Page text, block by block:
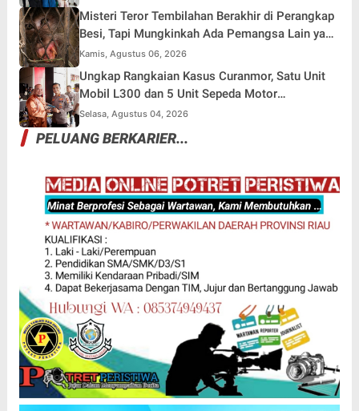
Misteri Teror Tembilahan Berakhir di Perangkap
Besi, Tapi Mungkinkah Ada Pemangsa Lain yang
Masih Mengintai ?
Kamis, Agustus 06, 2026
Ungkap Rangkaian Kasus Curanmor, Satu Unit
Mobil L300 dan 5 Unit Sepeda Motor
Dikembalikan
Selasa, Agustus 04, 2026
PELUANG BERKARIER...